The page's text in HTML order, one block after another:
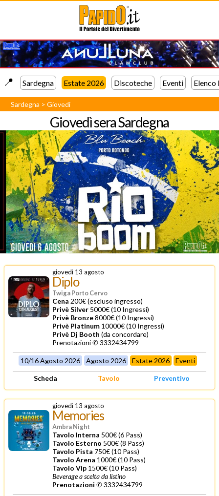
📍️ Sardegna Estate 2026 Discoteche Eventi Elenco
Sardegna >Giovedi
Giovedì seraSardegna
giovedì 13 agosto
Diplo
Twiga Porto Cervo
Cena 200€ (escluso ingresso)
Privè Silver 5000€ (10 Ingressi)
Privè Bronze8000€ (10 Ingressi)
Privè Platinum 10000€ (10 Ingressi)
Privè Dj Booth (da concordare)
Prenotazioni ✆ 3332434799
10/16 Agosto 2026 Agosto 2026 Estate 2026 Eventi
Scheda Tavolo Preventivo
giovedì 13 agosto
Memories
Ambra Night
Tavolo Interna 500€ (6 Pass)
Tavolo Esterno 500€ (8 Pass)
Tavolo Pista 750€ (10 Pass)
Tavolo Arena 1000€ (10 Pass)
Tavolo Vip 1500€ (10 Pass)
Beverage a scelta da listino
Prenotazioni ✆ 3332434799